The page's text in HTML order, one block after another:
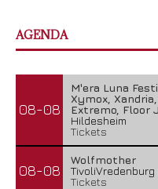
AGENDA
08-08
M'era Luna
Xymox,
Extremo, Floor
Hildesheim
Tickets
08-08
Wolfmother
Tickets